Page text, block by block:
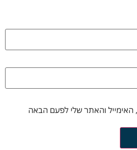
והאתר שלי לפעם הבאה